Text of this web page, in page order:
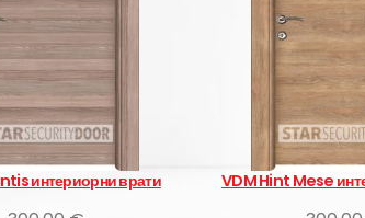
VDM Hint Mese интериорни врати